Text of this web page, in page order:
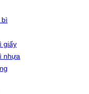
bì
giấy
nhựa